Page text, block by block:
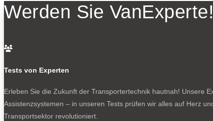
Werden Sie VanExperte!

Tests von Experten
Erleben Sie die Zukunft der Transportertechnik hautnah! Unsere
Assistenzsystemen – in unseren Tests prüfen wir alles auf Herz
Transportsektor revolutioniert.